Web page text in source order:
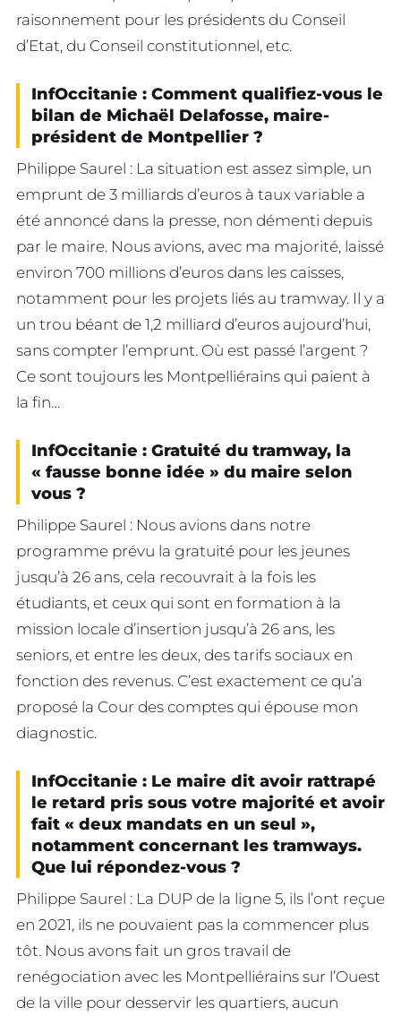
raisonnement pour les présidents du Conseil
d’Etat, du Conseil constitutionnel, etc.
InfOccitanie : Comment qualifiez-vous le
bilan de Michaël Delafosse, maire-
président de Montpellier ?
Philippe Saurel : La situation est assez simple, un
emprunt de 3 milliards d’euros à taux variable a
été annoncé dans la presse, non démenti depuis
par le maire. Nous avions, avec ma majorité, laissé
environ 700 millions d’euros dans les caisses,
notamment pour les projets liés au tramway. Il y a
un trou béant de 1,2 milliard d’euros aujourd’hui,
sans compter l’emprunt. Où est passé l’argent ?
Ce sont toujours les Montpelliérains qui paient à
la fin…
InfOccitanie : Gratuité du tramway, la
« fausse bonne idée » du maire selon
vous ?
Philippe Saurel : Nous avions dans notre
programme prévu la gratuité pour les jeunes
jusqu’à 26 ans, cela recouvrait à la fois les
étudiants, et ceux qui sont en formation à la
mission locale d’insertion jusqu’à 26 ans, les
seniors, et entre les deux, des tarifs sociaux en
fonction des revenus. C’est exactement ce qu’a
proposé la Cour des comptes qui épouse mon
diagnostic.
InfOccitanie : Le maire dit avoir rattrapé
le retard pris sous votre majorité et avoir
fait « deux mandats en un seul »,
notamment concernant les tramways.
Que lui répondez-vous ?
Philippe Saurel : La DUP de la ligne 5, ils l’ont reçue
en 2021, ils ne pouvaient pas la commencer plus
tôt. Nous avons fait un gros travail de
renégociation avec les Montpelliérains sur l’Ouest
de la ville pour desservir les quartiers, aucun